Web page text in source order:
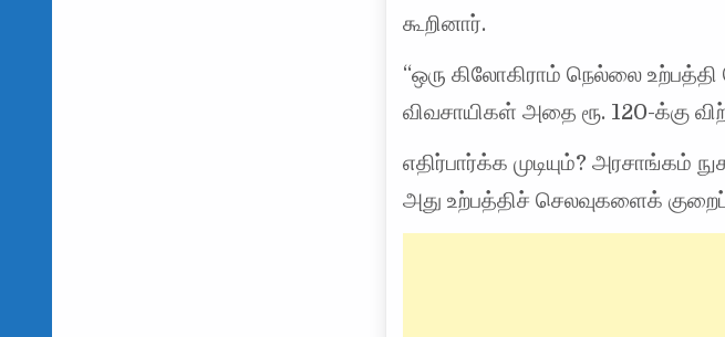
கூறினார்.
“ஒரு கிலோகிராம் நெல்லை உற்பத்தி
விவசாயிகள் அதை ரூ. 120-க்கு
எதிர்பார்க்க முடியும்?
அது உற்பத்திச் செலவுகளைக்